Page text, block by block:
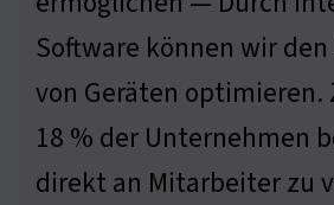
Software können wir
von Geräten optimieren.
18 % der Unternehmen
direkt an Mitarbeiter zu